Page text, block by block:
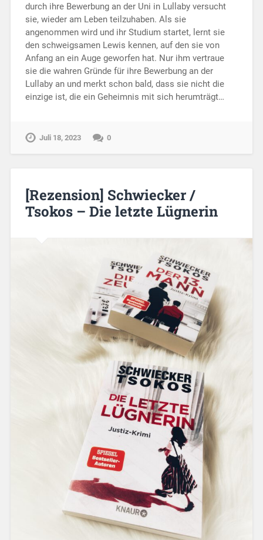
durch ihre Bewerbung an der Uni in Lullaby versucht
sie, wieder am Leben teilzuhaben. Als sie
angenommen wird und ihr Studium startet, lernt sie
den schweigsamen Lewis kennen, auf den sie von
Anfang an ein Auge geworfen hat. Nur ihm vertraue
sie die wahren Gründe für ihre Bewerbung an der
Lullaby an und merkt schon bald, dass sie nicht die
einzige ist, die ein Geheimnis mit sich herumträgt…
Juli 18, 2023 0
[Rezension] Schwiecker /
Tsokos – Die letzte Lügnerin